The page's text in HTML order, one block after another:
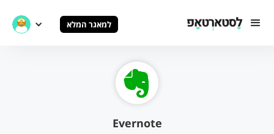
למאגר המלא
Evernote